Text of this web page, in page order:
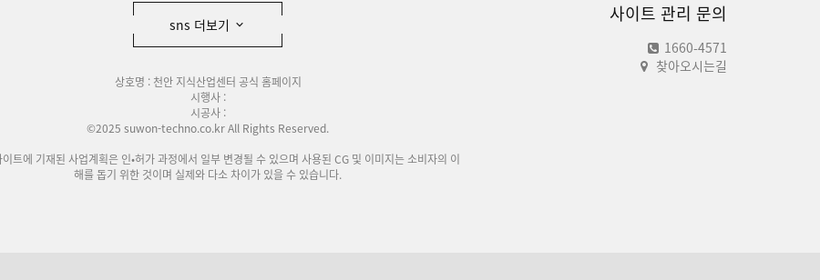
사이트 관리 문의
1660-4571
찾아오시는길
sns 더보기
상호명 : 천안 지식산업센터 공식 홈페이지
시행사 :
시공사 :
©2025 suwon-techno.co.kr All Rights Reserved.
트에 기재된 사업계획은 인•허가 과정에서 일부 변경될 수 있으며 사용된 CG 및 이미지는 소비자의 이
해를 돕기 위한 것이며 실제와 다소 차이가 있을 수 있습니다.